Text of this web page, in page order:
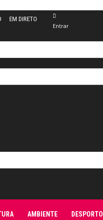
EM DIRETO
Entrar
AMBIENTE DESPORTO